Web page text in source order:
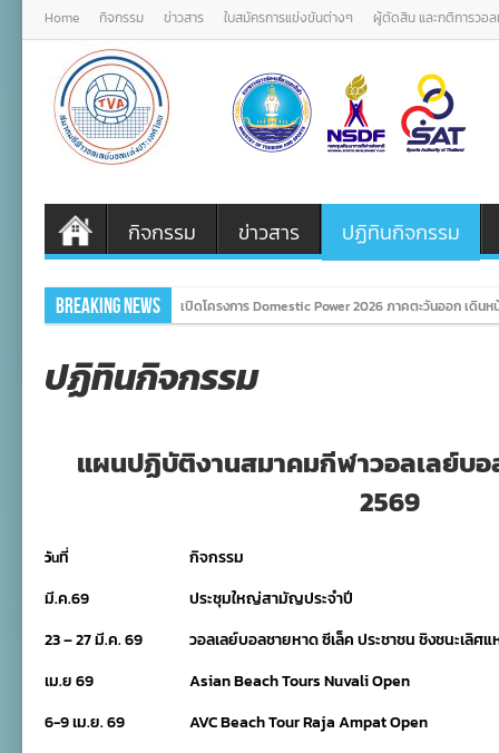
Home กิจกรรม ข่าวสาร ใบสมัครการแข่งขันต่างๆ ผู้ตัดสิน และกติการวอ
กิจกรรม ข่าวสาร ปฏิทินกิจกรรม
Breaking News เปิดโครงการ Domestic Power 2026 ภาคตะวันออก เดิน
ปฏิทินกิจกรรม
แผนปฏิบัติงานสมาคมกีฬาวอลเลย์บอ
2569
วันที่
กิจกรรม
มี.ค.69
ประชุมใหญ่สามัญประจำปี
23 – 27 มี.ค. 69
วอลเลย์บอลชายหาด ซีเล็ค ประชาชน ชิงชนะเลิศแ
เม.ย 69
Asian Beach Tours Nuvali Open
6-9 เม.ย. 69
AVC Beach Tour Raja Ampat Open